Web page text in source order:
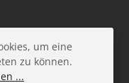
und sichere
um eine
zu können.
...